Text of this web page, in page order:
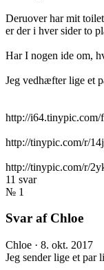
Deruover har mit
er der i hver sider to
Har I nogen ide om,
Jeg vedhæfter lige et
http://
http://tinypic.com/r/
http://tinypic.com/r/
11 svar
№ 1
Svar af Chloe
Chloe · 8. okt. 2017
Jeg sender lige et par